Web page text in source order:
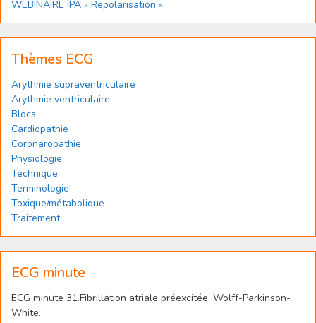
WEBINAIRE IPA « Repolarisation »
Thèmes ECG
Arythmie supraventriculaire
Arythmie ventriculaire
Blocs
Cardiopathie
Coronaropathie
Physiologie
Technique
Terminologie
Toxique/métabolique
Traitement
ECG minute
ECG minute 31.Fibrillation atriale préexcitée. Wolff-Parkinson-
White.